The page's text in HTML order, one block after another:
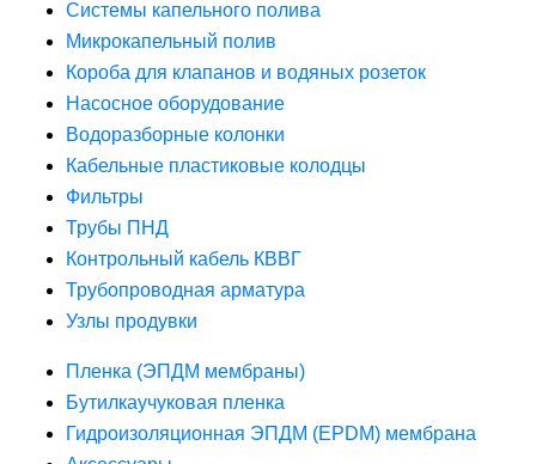
Системы капельного полива
Микрокапельный полив
Короба для клапанов и водяных розеток
Насосное оборудование
Водоразборные колонки
Кабельные пластиковые колодцы
Фильтры
Трубы ПНД
Контрольный кабель КВВГ
Трубопроводная арматура
Узлы продувки
Пленка (ЭПДМ мембраны)
Бутилкаучуковая пленка
Гидроизоляционная ЭПДМ (EPDM) мембрана